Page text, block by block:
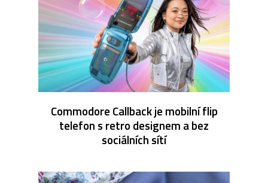
Commodore Callback je mobilní flip
telefon s retro designem a bez
sociálních sítí